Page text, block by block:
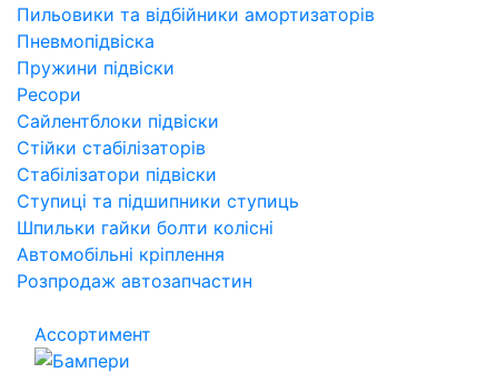
Пильовики та відбійники амортизаторів
Пневмопідвіска
Пружини підвіски
Ресори
Сайлентблоки підвіски
Стійки стабілізаторів
Стабілізатори підвіски
Ступиці та підшипники ступиць
Шпильки гайки болти колісні
Автомобільні кріплення
Розпродаж автозапчастин
Ассортимент